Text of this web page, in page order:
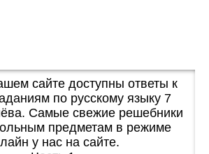
сайте доступны ответы к
по русскому языку 7
Самые свежие решебники
предметам в режиме
у нас на сайте.